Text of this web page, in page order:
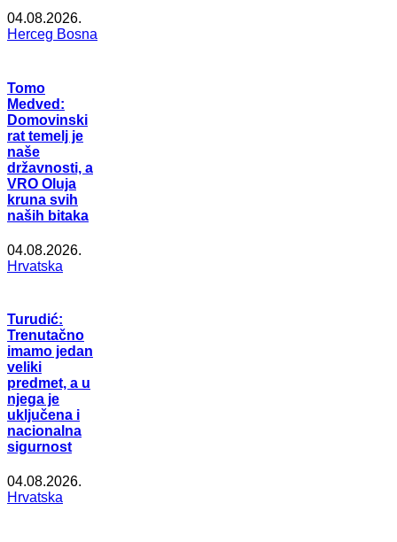
04.08.2026.
Herceg Bosna
Tomo
Medved:
Domovinski
rat temelj je
naše
državnosti, a
VRO Oluja
kruna svih
naših bitaka
04.08.2026.
Hrvatska
Turudić:
Trenutačno
imamo jedan
veliki
predmet, a u
njega je
uključena i
nacionalna
sigurnost
04.08.2026.
Hrvatska